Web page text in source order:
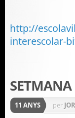
http://
interescolar-
11 ANYS per